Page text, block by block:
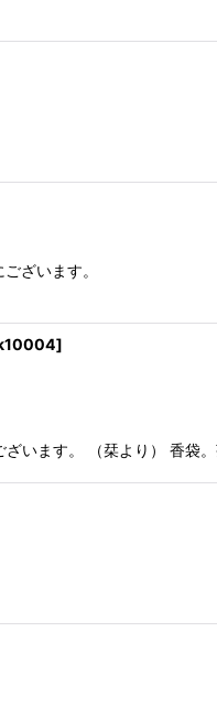
より 「新
包（香たと
]
す。 （栞より） 香袋。
ｃｍ ※※ 画